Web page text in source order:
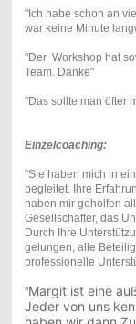
"Ich habe schon an
war keine Minute
"Der Workshop hat
Team. Danke"
"Das sollte man öfter
Einzelcoaching:
"Sie haben mich in
begleitet. Ihre
haben mir geholfen
Gesellschafter, das
Durch Ihre
gelungen, alle
professionelle
"Margit ist eine
Jeder von uns